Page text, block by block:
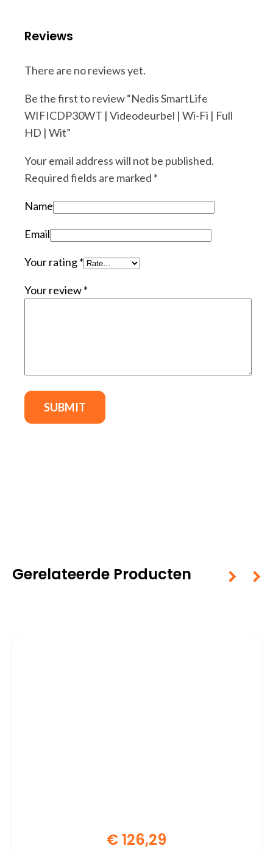
Reviews
There are no reviews yet.
Be the first to review “Nedis SmartLife
WIFICDP30WT | Videodeurbel | Wi-Fi | Full
HD | Wit”
Your email address will not be published.
Required fields are marked *
Name
Email
Your rating*
Your review*
Gerelateerde Producten
€126,29